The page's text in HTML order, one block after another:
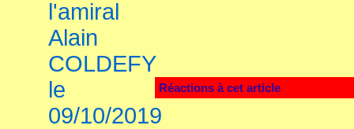
l'amiral
Alain
COLDEFY
le
09/10/2019
Réactions à cet article